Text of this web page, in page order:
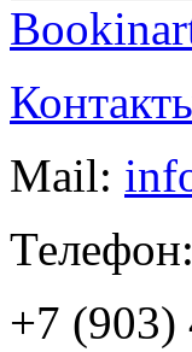
Mail:
Телефон:
+7 (903)